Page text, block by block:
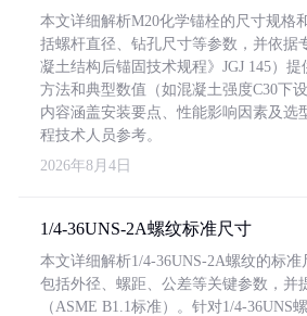
本文详细解析M20化学锚栓的尺寸规格
括螺杆直径、钻孔尺寸等参数，并依据
凝土结构后锚固技术规程》JGJ 145）
方法和典型数值（如混凝土强度C30下设
内容涵盖安装要点、性能影响因素及选
程技术人员参考。
2026年8月4日
1/4-36UNS-2A螺纹标准尺寸
本文详细解析1/4-36UNS-2A螺纹的标准
包括外径、螺距、公差等关键参数，并
（ASME B1.1标准）。针对1/4-36UNS